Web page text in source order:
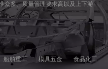
众多、质量管理要求高以及上下游
船舶重工 模具五金 食品化工